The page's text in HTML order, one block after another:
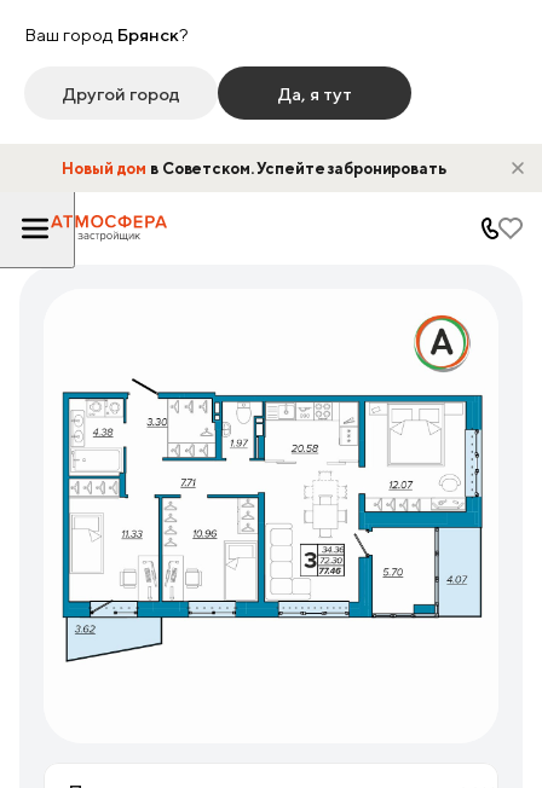
Ваш город Брянск?
Другой город Да, я тут
Новый дом в Советском. Успейте забронировать